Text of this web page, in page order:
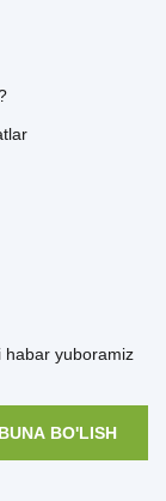
habar yuboramiz
BO'LISH